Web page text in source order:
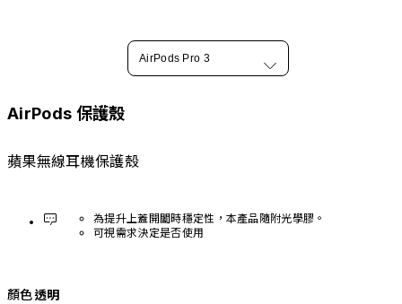
AirPods Pro 3
AirPods 保護殼
蘋果無線耳機保護殼
為提升上蓋開闔時穩定性，本產品隨附光學膠。
可視需求決定是否使用
顏色透明